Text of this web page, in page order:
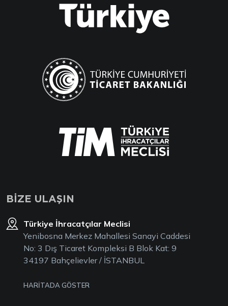
BİZE ULAŞIN
Türkiye İhracatçılar Meclisi
Yenibosna Merkez Mahallesi Sanayi Caddesi
No: 3 Dış Ticaret Kompleksi B Blok Kat: 9
34197 Bahçelievler / İSTANBUL
HARİTADA GÖSTER